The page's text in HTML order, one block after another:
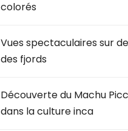
colorés
Vues spectaculaires sur
des fjords
Découverte du Machu
dans la culture inca